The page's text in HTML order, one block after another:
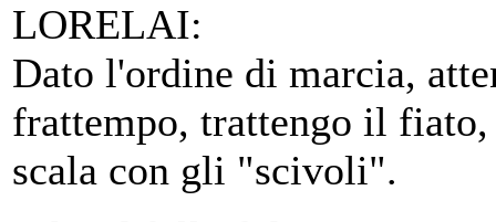
LORELAI:
Dato l'ordine di marcia,
frattempo, trattengo il
scala con gli "scivoli".